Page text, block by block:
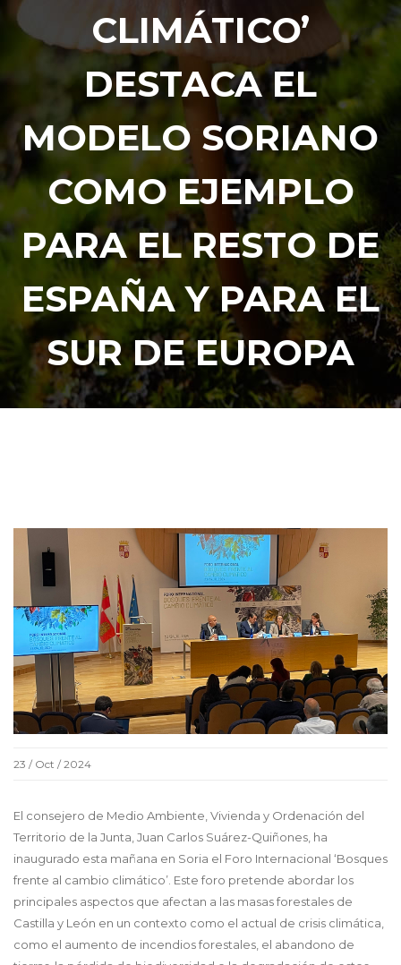
CLIMÁTICO’
DESTACA EL
MODELO SORIANO
COMO EJEMPLO
PARA EL RESTO DE
ESPAÑA Y PARA EL
SUR DE EUROPA
23 / Oct / 2024
El consejero de Medio Ambiente, Vivienda y Ordenación del
Territorio de la Junta, Juan Carlos Suárez-Quiñones, ha
inaugurado esta mañana en Soria el Foro Internacional ‘Bosques
frente al cambio climático’. Este foro pretende abordar los
principales aspectos que afectan a las masas forestales de
Castilla y León en un contexto como el actual de crisis climática,
como el aumento de incendios forestales, el abandono de